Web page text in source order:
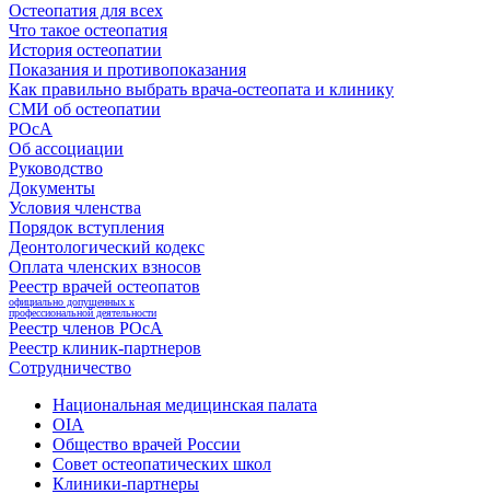
Остеопатия для всех
Что такое остеопатия
История остеопатии
Показания и противопоказания
Как правильно выбрать врача-остеопата и клинику
СМИ об остеопатии
РОсА
Об ассоциации
Руководство
Документы
Условия членства
Порядок вступления
Деонтологический кодекс
Оплата членских взносов
Реестр врачей остеопатов
официально допущенных к
профессиональной деятельности
Реестр членов РОсА
Реестр клиник-партнеров
Сотрудничество
Национальная медицинская палата
OIA
Общество врачей России
Совет остеопатических школ
Клиники-партнеры